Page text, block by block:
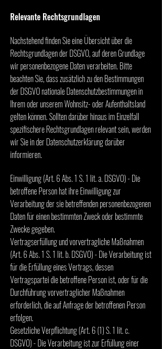
Relevante Rechtsgrundlagen
Nachstehend finden Sie eine Übersicht über die
Rechtsgrundlagen der DSGVO, auf deren Grundlage
wir personenbezogene Daten verarbeiten. Bitte
beachten Sie, dass zusätzlich zu den Bestimmungen
der DSGVO nationale Datenschutzbestimmungen in
Ihrem oder unserem Wohnsitz- oder Aufenthaltsland
gelten können. Sollten darüber hinaus im Einzelfall
spezifischere Rechtsgrundlagen relevant sein, werden
wir Sie in der Datenschutzerklärung darüber
informieren.
Einwilligung (Art. 6 Abs. 1 S. 1 lit. a. DSGVO) - Die
betroffene Person hat ihre Einwilligung zur
Verarbeitung der sie betreffenden personenbezogenen
Daten für einen bestimmten Zweck oder bestimmte
Zwecke gegeben.
Vertragserfüllung und vorvertragliche Maßnahmen
(Art. 6 Abs. 1 S. 1 lit. b. DSGVO) - Die Verarbeitung ist
für die Erfüllung eines Vertrags, dessen
Vertragspartei die betroffene Person ist, oder für die
Durchführung vorvertraglicher Maßnahmen
erforderlich, die auf Anfrage der betroffenen Person
erfolgen.
Gesetzliche Verpflichtung (Art. 6 (1) S. 1 lit. c.
DSGVO) - Die Verarbeitung ist zur Erfüllung einer